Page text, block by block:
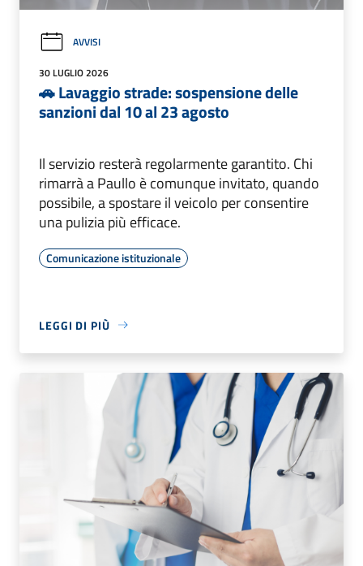
AVVISI
30 LUGLIO 2026
🚗 Lavaggio strade: sospensione delle
sanzioni dal 10 al 23 agosto
Il servizio resterà regolarmente garantito. Chi
rimarrà a Paullo è comunque invitato, quando
possibile, a spostare il veicolo per consentire
una pulizia più efficace.
Comunicazione istituzionale
LEGGI DI PIÙ